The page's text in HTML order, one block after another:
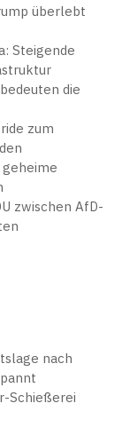
überlebt
Steigende
die
zum
zwischen AfD-
nach
Schießerei